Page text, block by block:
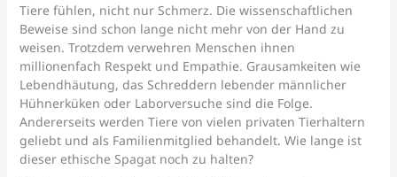
Tiere fühlen, nicht nur Schmerz. Die wissenschaftlichen
Beweise sind schon lange nicht mehr von der Hand zu
weisen. Trotzdem verwehren Menschen ihnen
millionenfach Respekt und Empathie. Grausamkeiten wie
Lebendhäutung, das Schreddern lebender männlicher
Hühnerküken oder Laborversuche sind die Folge.
Andererseits werden Tiere von vielen privaten Tierhaltern
geliebt und als Familienmitglied behandelt. Wie lange ist
dieser ethische Spagat noch zu halten?